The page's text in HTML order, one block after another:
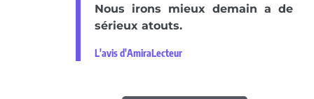
Nous irons mieux demain a de
sérieux atouts.
L'avis d'AmiraLecteur